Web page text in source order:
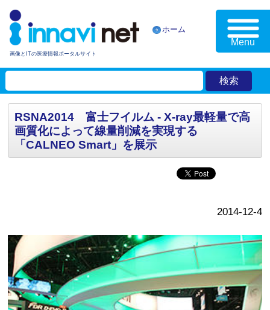
画像とITの医療情報ポータルサイト
ホーム
Menu
RSNA2014 富士フイルム - X-ray最軽量で高
画質化によって線量削減を実現する
「CALNEO Smart」を展示
2014-12-4